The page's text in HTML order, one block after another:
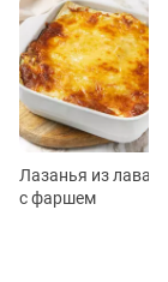
Лазанья из
с фаршем